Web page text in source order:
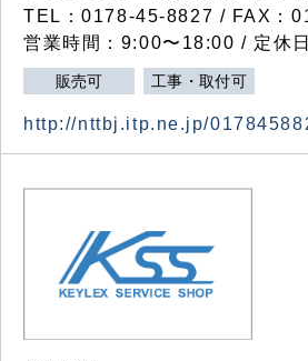
TEL：0178-45-8827 / FAX：
営業時間：9:00〜18:00 / 定休
販売可 工事・取付可
http://nttbj.itp.ne.jp/